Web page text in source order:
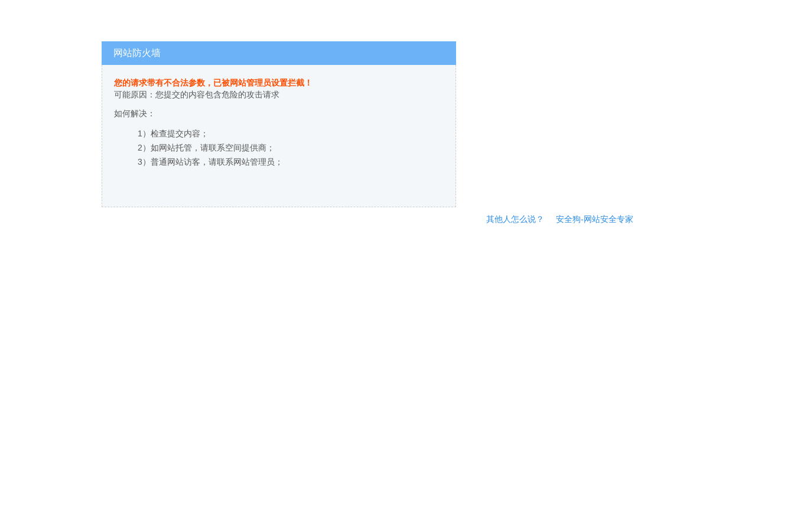
网站防火墙
您的请求带有不合法参数，已被网站管理员设置拦截！
可能原因：您提交的内容包含危险的攻击请求
如何解决：
1）检查提交内容；
2）如网站托管，请联系空间提供商；
3）普通网站访客，请联系网站管理员；
其他人怎么说？ 安全狗-网站安全专家